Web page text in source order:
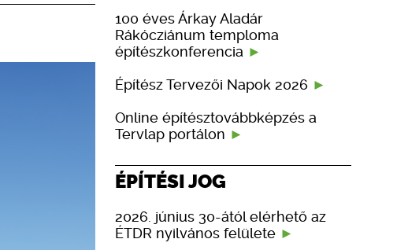
100 éves Árkay Aladár
Rákócziánum temploma
építészkonferencia
Építész Tervezői Napok 2026
Online építésztovábbképzés a
Tervlap portálon
ÉPÍTÉSI JOG
2026. június 30-ától elérhető az
ÉTDR nyilvános felülete